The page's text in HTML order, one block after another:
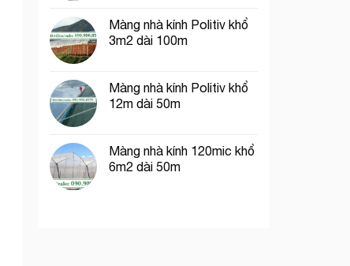
Màng nhà kính Politiv khổ
3m2 dài 100m
Màng nhà kính Politiv khổ
12m dài 50m
Màng nhà kính 120mic khổ
6m2 dài 50m